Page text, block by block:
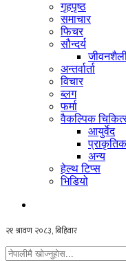
गृहपृष्ठ
समाचार
फिचर
सौन्दर्य
अन्तर्वार्ता
विचार
ब्लग
फर्मा
वैकल्पिक
आयुर्वेद
अन्य
हेल्थ टिप्स
भिडियो